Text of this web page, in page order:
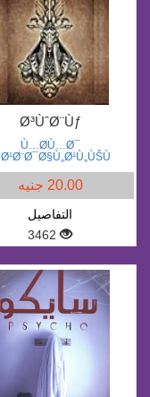
Ø³ÙˆØ¨Ùƒ
Ù…Ø­Ù…Ø¯
Ø¹Ø¨Ø¯Ø§Ù„Ø¹Ù„ÙŠÙ…
20.00 جنيه
التفاصيل
3462